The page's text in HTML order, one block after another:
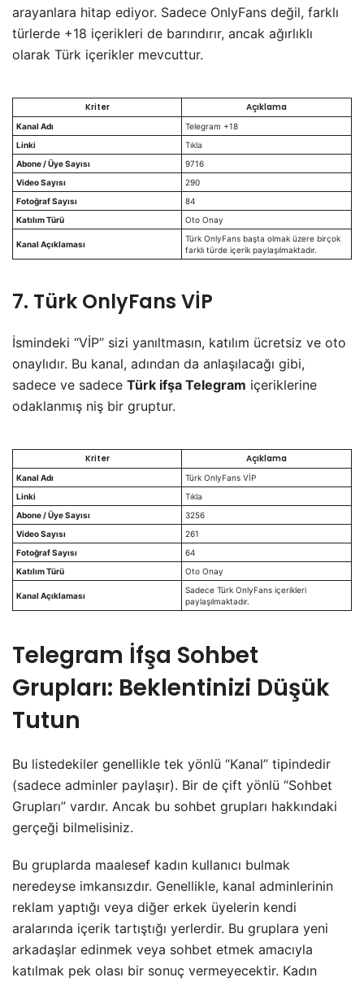
arayanlara hitap ediyor. Sadece OnlyFans değil, farklı
türlerde +18 içerikleri de barındırır, ancak ağırlıklı
olarak Türk içerikler mevcuttur.
Kriter Açıklama
Kanal Adı
Telegram +18
Linki
Tıkla
Abone / Üye Sayısı
9716
Video Sayısı
290
Fotoğraf Sayısı
84
Katılım Türü
Oto Onay
Kanal Açıklaması
Türk OnlyFans başta olmak üzere birçok
farklı türde içerik paylaşılmaktadır.
7. Türk OnlyFans VİP
​İsmindeki “VİP” sizi yanıltmasın, katılım ücretsiz ve oto
onaylıdır. Bu kanal, adından da anlaşılacağı gibi,
sadece ve sadece Türk ifşa Telegram içeriklerine
odaklanmış niş bir gruptur.
Kriter Açıklama
Kanal Adı
Türk OnlyFans VİP
Linki
Tıkla
Abone / Üye Sayısı
3256
Video Sayısı
261
Fotoğraf Sayısı
64
Katılım Türü
Oto Onay
Kanal Açıklaması
Sadece Türk OnlyFans içerikleri
paylaşılmaktadır.
Telegram İfşa Sohbet
Grupları: Beklentinizi Düşük
Tutun
​Bu listedekiler genellikle tek yönlü “Kanal” tipindedir
(sadece adminler paylaşır). Bir de çift yönlü “Sohbet
Grupları” vardır. Ancak bu sohbet grupları hakkındaki
gerçeği bilmelisiniz.
​Bu gruplarda maalesef kadın kullanıcı bulmak
neredeyse imkansızdır. Genellikle, kanal adminlerinin
reklam yaptığı veya diğer erkek üyelerin kendi
aralarında içerik tartıştığı yerlerdir. Bu gruplara yeni
arkadaşlar edinmek veya sohbet etmek amacıyla
katılmak pek olası bir sonuç vermeyecektir. Kadın